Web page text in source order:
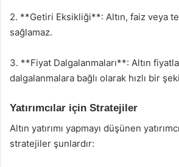
2. **Getiri Eksikliği**: Altın, faiz veya
sağlamaz.
3. **Fiyat Dalgalanmaları**: Altın
dalgalanmalara bağlı olarak hızlı bir
Yatırımcılar için Stratejiler
Altın yatırımı yapmayı düşünen
stratejiler şunlardır: